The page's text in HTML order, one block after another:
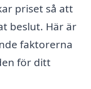
priset så att
beslut. Här är
faktorerna
för ditt